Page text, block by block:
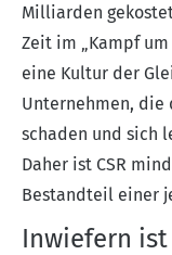
Milliarden
Zeit im „Kampf
eine Kultur der
Unternehmen, die
schaden und sich
Daher ist CSR
Bestandteil einer
Inwiefern ist